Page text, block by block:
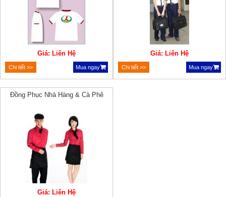
Giá: Liên Hệ
Chi tiết >> Mua ngay
Giá: Liên Hệ
Chi tiết >> Mua ngay
Đồng Phục Nhà Hàng & Cà Phê
Giá: Liên Hệ